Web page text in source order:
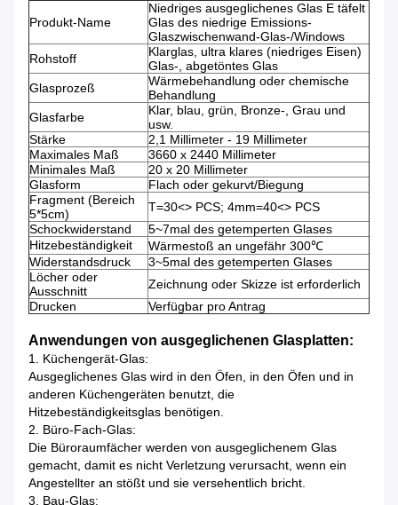
Produkt-Name
Niedriges ausgeglichenes Glas E täfelt
Glas des niedrige Emissions-
Glaszwischenwand-Glas-/Windows
Rohstoff
Klarglas, ultra klares (niedriges Eisen)
Glas-, abgetöntes Glas
Glasprozeß
Wärmebehandlung oder chemische
Behandlung
Glasfarbe
Klar, blau, grün, Bronze-, Grau und
usw.
Stärke
2,1 Millimeter - 19 Millimeter
Maximales Maß
3660 x 2440 Millimeter
Minimales Maß
20 x 20 Millimeter
Glasform
Flach oder gekurvt/Biegung
Fragment (Bereich
5*5cm)
T=30<> PCS; 4mm=40<> PCS
Schockwiderstand
5~7mal des getemperten Glases
Hitzebeständigkeit
Wärmestoß an ungefähr 300℃
Widerstandsdruck
3~5mal des getemperten Glases
Löcher oder
Ausschnitt
Zeichnung oder Skizze ist erforderlich
Drucken
Verfügbar pro Antrag
Anwendungen von ausgeglichenen Glasplatten:
1. Küchengerät-Glas:
Ausgeglichenes Glas wird in den Öfen, in den Öfen und in
anderen Küchengeräten benutzt, die
Hitzebeständigkeitsglas benötigen.
2. Büro-Fach-Glas:
Die Büroraumfächer werden von ausgeglichenem Glas
gemacht, damit es nicht Verletzung verursacht, wenn ein
Angestellter an stößt und sie versehentlich bricht.
3. Bau-Glas: